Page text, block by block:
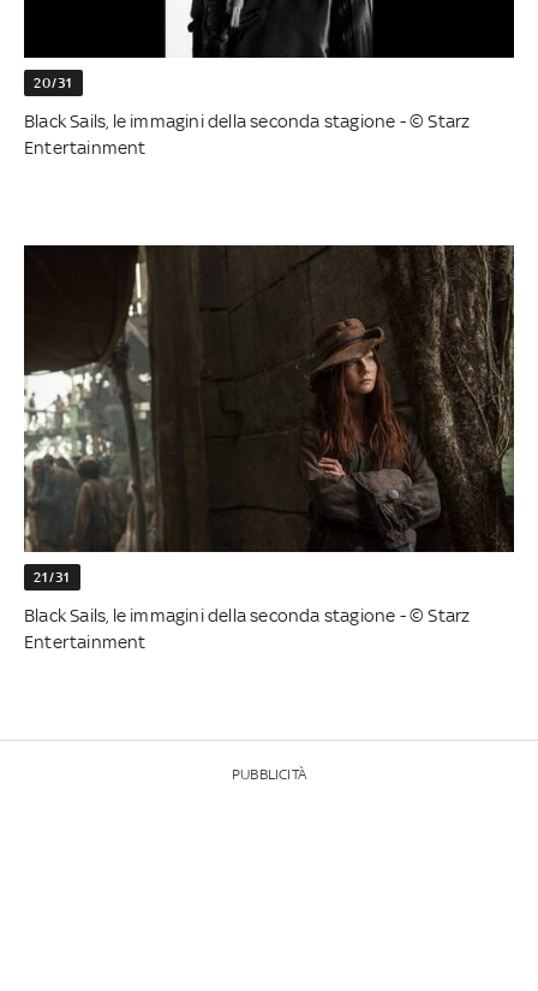
20/31
Black Sails, le immagini della seconda stagione - © Starz
Entertainment
21/31
Black Sails, le immagini della seconda stagione - © Starz
Entertainment
PUBBLICITÀ